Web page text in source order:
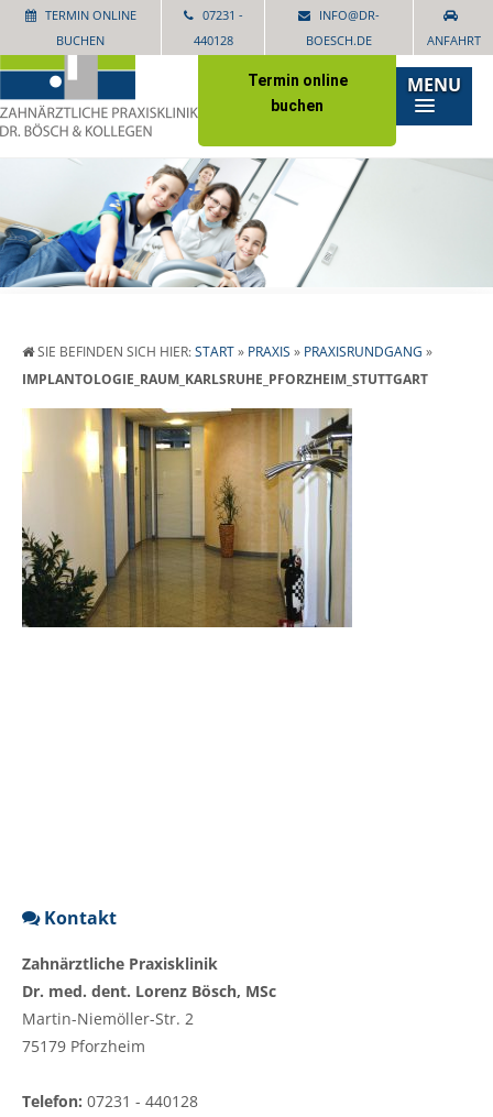
TERMIN ONLINE
BUCHEN
07231 -
440128
INFO@DR-
BOESCH.DE
ANFAHRT
Termin online
buchen
MENU
SIE BEFINDEN SICH HIER:START» PRAXIS » PRAXISRUNDGANG »
IMPLANTOLOGIE_RAUM_KARLSRUHE_PFORZHEIM_STUTTGART
Kontakt
Zahnärztliche Praxisklinik
Dr. med. dent. Lorenz Bösch, MSc
Martin-Niemöller-Str. 2
75179 Pforzheim
Telefon: 07231 - 440128